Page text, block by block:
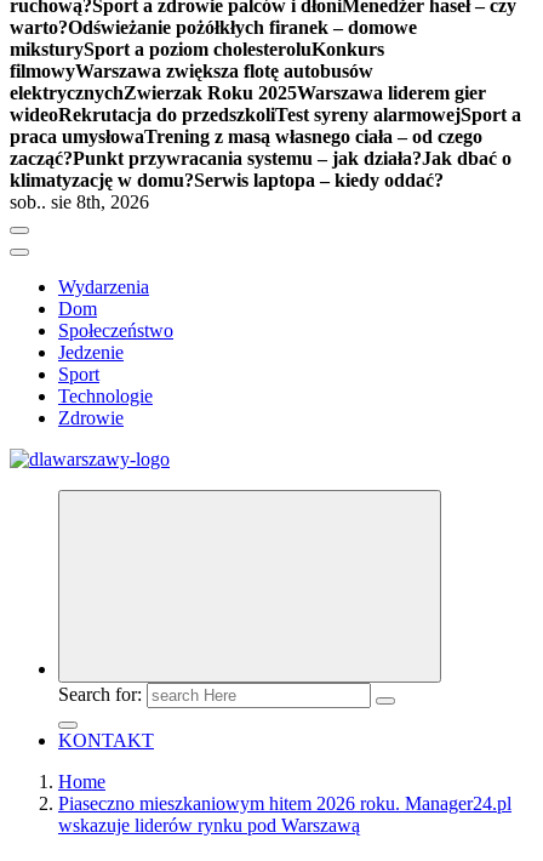
ruchową?Sport a zdrowie palców i dłoniMenedżer haseł – czy
warto?Odświeżanie pożółkłych firanek – domowe
miksturySport a poziom cholesteroluKonkurs
filmowyWarszawa zwiększa flotę autobusów
elektrycznychZwierzak Roku 2025Warszawa liderem gier
wideoRekrutacja do przedszkoliTest syreny alarmowejSport a
praca umysłowaTrening z masą własnego ciała – od czego
zacząć?Punkt przywracania systemu – jak działa?Jak dbać o
klimatyzację w domu?Serwis laptopa – kiedy oddać?
sob.. sie 8th, 2026
Wydarzenia
Dom
Społeczeństwo
Jedzenie
Sport
Technologie
Zdrowie
Search for:
KONTAKT
Home
Piaseczno mieszkaniowym hitem 2026 roku. Manager24.pl
wskazuje liderów rynku pod Warszawą